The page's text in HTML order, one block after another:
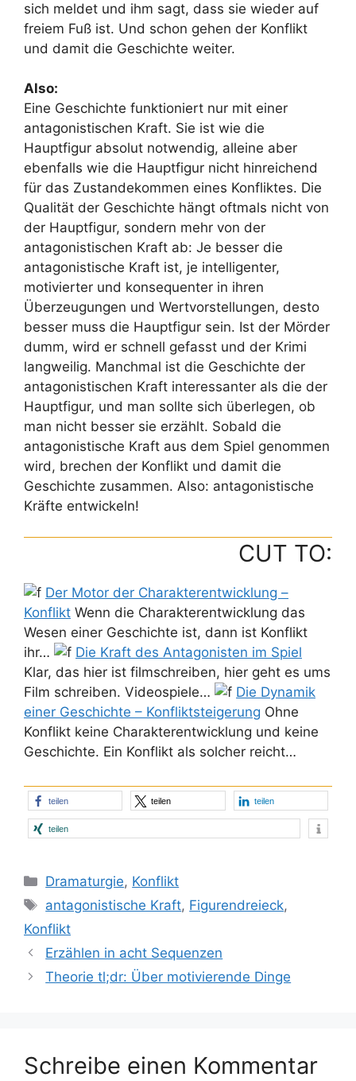
sich meldet und ihm sagt, dass sie wieder auf
freiem Fuß ist. Und schon gehen der Konflikt
und damit die Geschichte weiter.
Also:
Eine Geschichte funktioniert nur mit einer
antagonistischen Kraft. Sie ist wie die
Hauptfigur absolut notwendig, alleine aber
ebenfalls wie die Hauptfigur nicht hinreichend
für das Zustandekommen eines Konfliktes. Die
Qualität der Geschichte hängt oftmals nicht von
der Hauptfigur, sondern mehr von der
antagonistischen Kraft ab: Je besser die
antagonistische Kraft ist, je intelligenter,
motivierter und konsequenter in ihren
Überzeugungen und Wertvorstellungen, desto
besser muss die Hauptfigur sein. Ist der Mörder
dumm, wird er schnell gefasst und der Krimi
langweilig. Manchmal ist die Geschichte der
antagonistischen Kraft interessanter als die der
Hauptfigur, und man sollte sich überlegen, ob
man nicht besser sie erzählt. Sobald die
antagonistische Kraft aus dem Spiel genommen
wird, brechen der Konflikt und damit die
Geschichte zusammen. Also: antagonistische
Kräfte entwickeln!
CUT TO:
Der Motor der Charakterentwicklung –
Konflikt Wenn die Charakterentwicklung das
Wesen einer Geschichte ist, dann ist Konflikt
ihr…
Die Kraft des Antagonisten im Spiel
Klar, das hier ist filmschreiben, hier geht es ums
Film schreiben. Videospiele…
Die Dynamik
einer Geschichte – Konfliktsteigerung Ohne
Konflikt keine Charakterentwicklung und keine
Geschichte. Ein Konflikt als solcher reicht…
teilen teilen teilen
teilen
Kategorien
Dramaturgie, Konflikt
Schlagwörter
antagonistische Kraft, Figurendreieck,
Konflikt
Erzählen in acht Sequenzen
Theorie tl;dr: Über motivierende Dinge
Schreibe einen Kommentar